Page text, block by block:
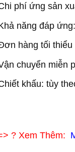
phí ứng sản
năng đáp
hàng tối thiểu
chuyển miễn
khấu: tùy
? Xem Thêm: